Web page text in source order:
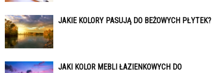
JAKIE KOLORY PASUJĄ DO BEŻOWYCH PŁYTEK?
JAKI KOLOR MEBLI ŁAZIENKOWYCH DO